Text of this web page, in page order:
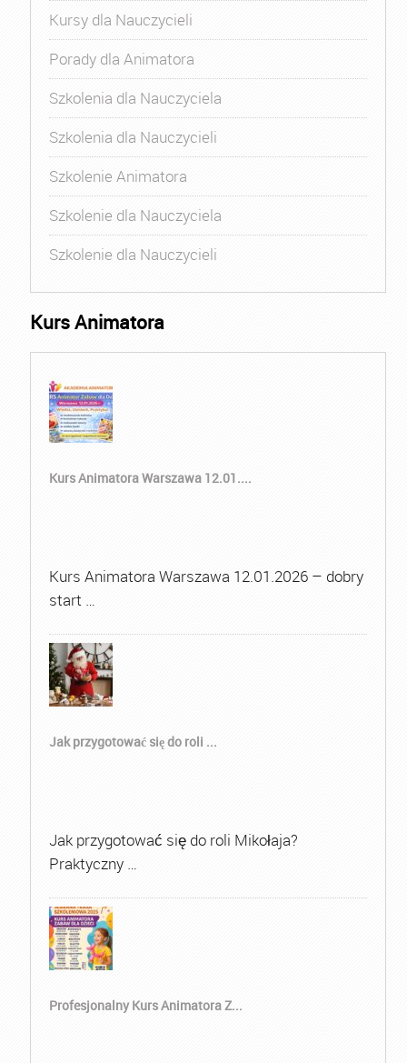
Kursy dla Nauczycieli
Porady dla Animatora
Szkolenia dla Nauczyciela
Szkolenia dla Nauczycieli
Szkolenie Animatora
Szkolenie dla Nauczyciela
Szkolenie dla Nauczycieli
Kurs Animatora
Kurs Animatora Warszawa 12.01....
Kurs Animatora Warszawa 12.01.2026 – dobry
start …
Jak przygotować się do roli ...
Jak przygotować się do roli Mikołaja?
Praktyczny …
Profesjonalny Kurs Animatora Z...